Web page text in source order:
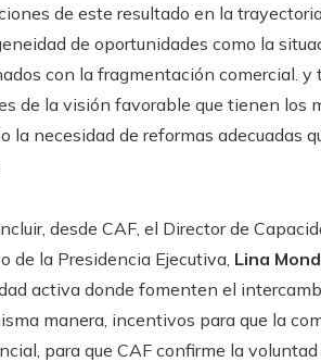
de este resultado en la
de oportunidades como la
con la fragmentación comercial.
de la visión favorable que tienen los
la necesidad de reformas adecuadas
desde CAF, el Director de
de la Presidencia Ejecutiva, Lina
activa donde fomenten el
manera, incentivos para que la
para que CAF confirme la